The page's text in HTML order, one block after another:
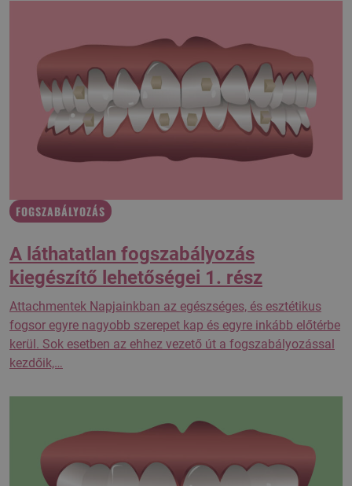
FOGSZABÁLYOZÁS
A láthatatlan fogszabályozás
kiegészítő lehetőségei 1. rész
Attachmentek Napjainkban az egészséges, és esztétikus
fogsor egyre nagyobb szerepet kap és egyre inkább előtérbe
kerül. Sok esetben az ehhez vezető út a fogszabályozással
kezdőik,…